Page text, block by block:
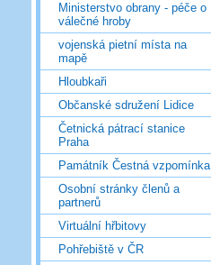
Ministerstvo obrany - péče o
válečné hroby
vojenská pietní místa na
mapě
Hloubkaři
Občanské sdružení Lidice
Četnická pátrací stanice
Praha
Památník Čestná vzpomínka
Osobní stránky členů a
partnerů
Virtuální hřbitovy
Pohřebiště v ČR